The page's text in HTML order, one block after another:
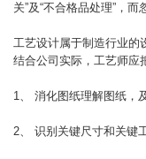
关”及“不合格品处理”，而
工艺设计属于制造行业的
结合公司实际，工艺师应
1、 消化图纸理解图纸，
2、 识别关键尺寸和关键